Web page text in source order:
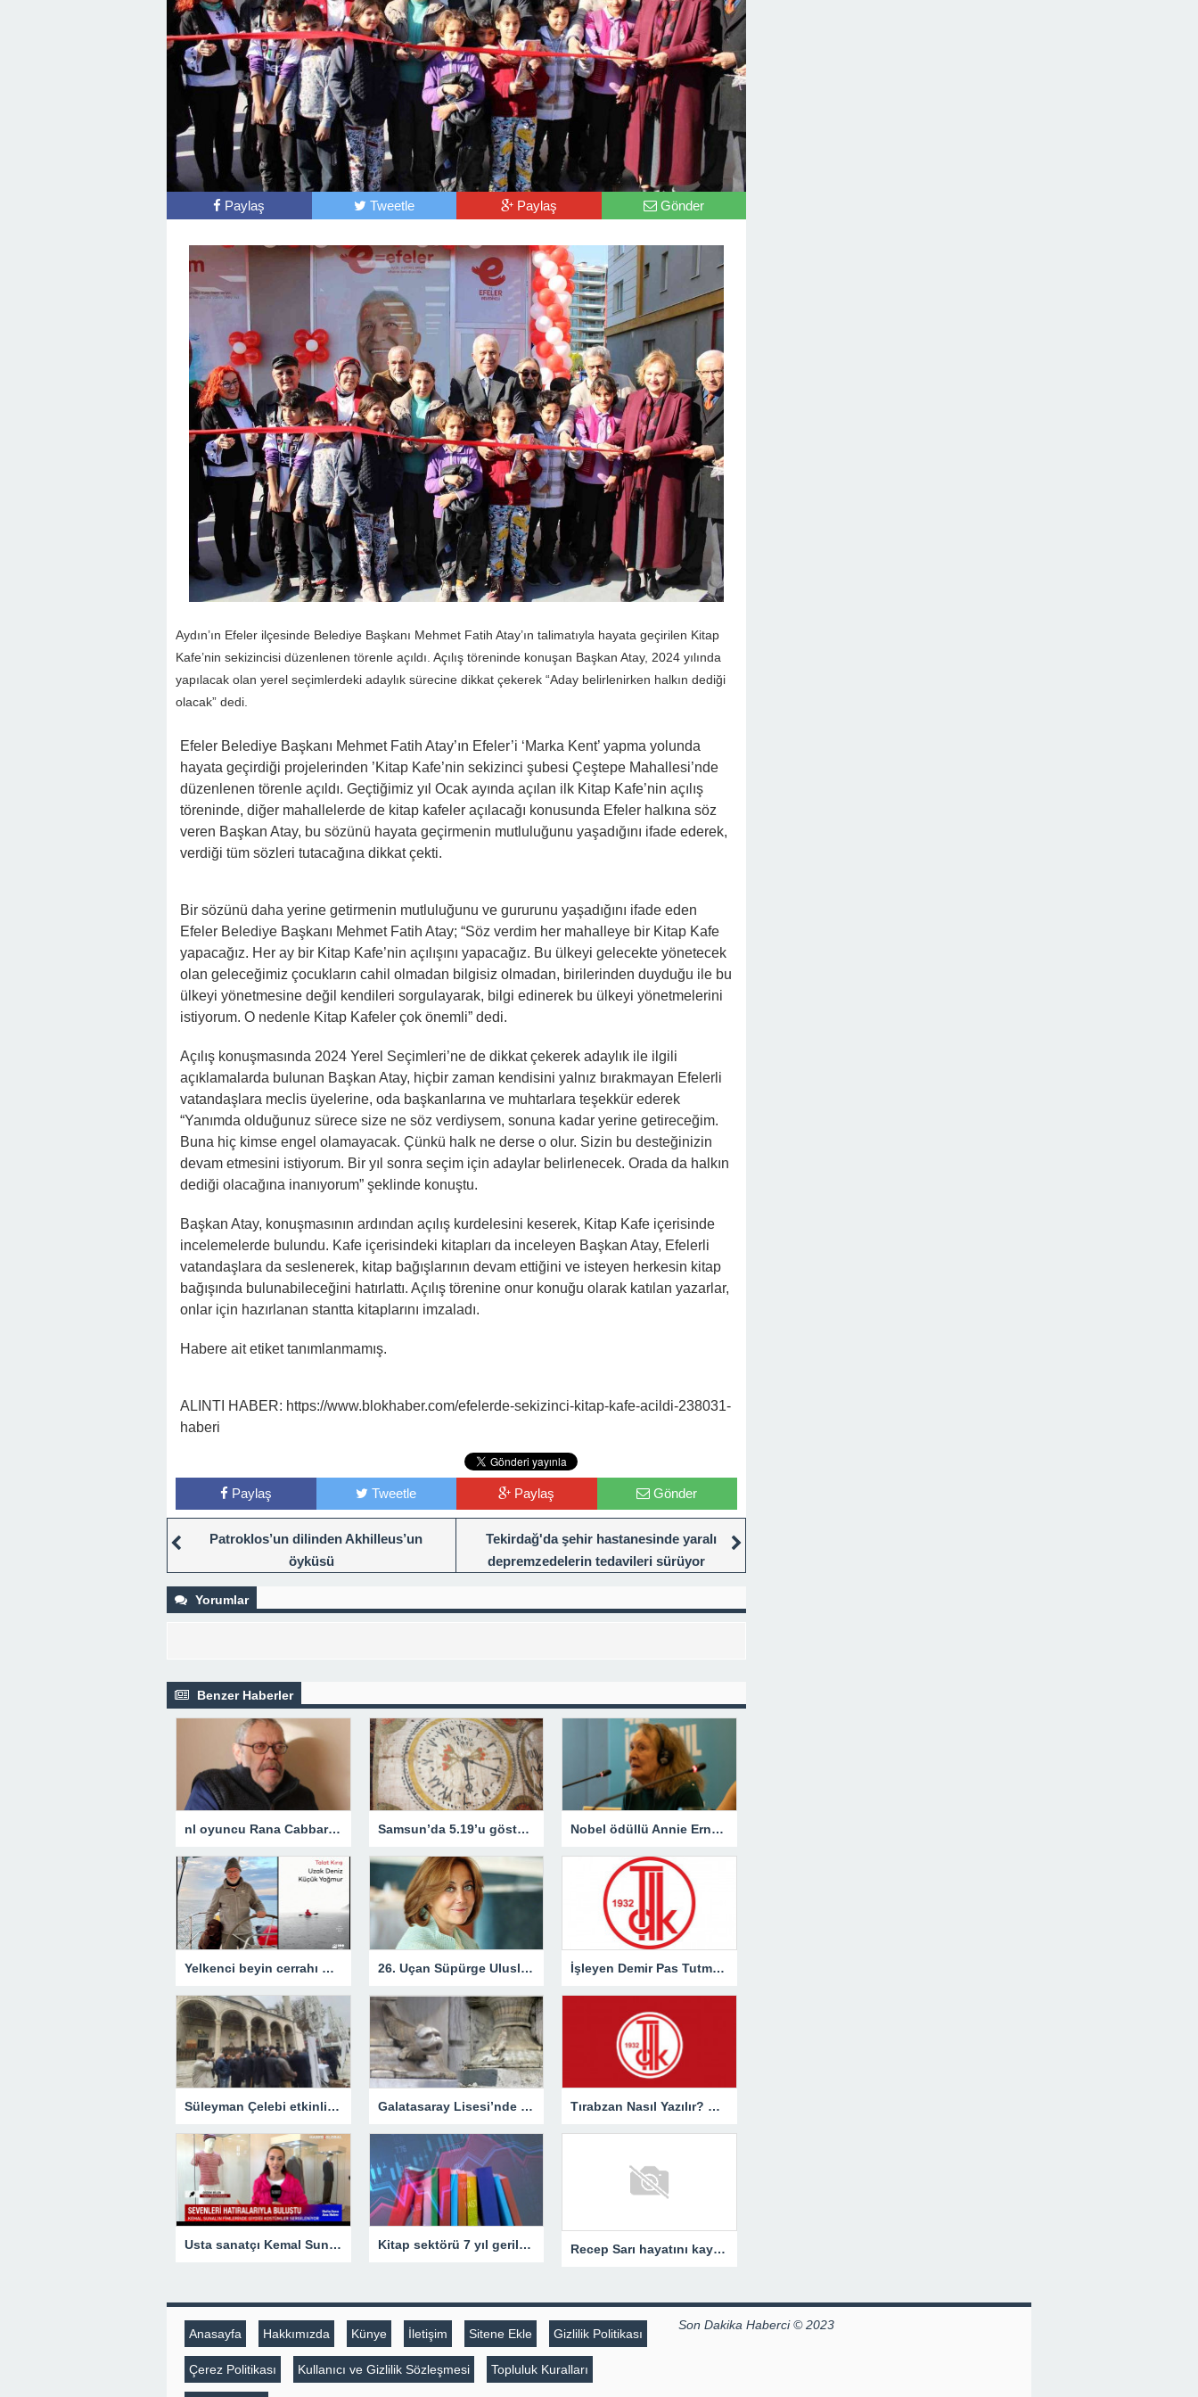
Paylaş Tweetle Paylaş Gönder
Aydın’ın Efeler ilçesinde Belediye Başkanı Mehmet Fatih Atay’ın talimatıyla hayata geçirilen Kitap
Kafe’nin sekizincisi düzenlenen törenle açıldı. Açılış töreninde konuşan Başkan Atay, 2024 yılında
yapılacak olan yerel seçimlerdeki adaylık sürecine dikkat çekerek “Aday belirlenirken halkın dediği
olacak” dedi.
Efeler Belediye Başkanı Mehmet Fatih Atay’ın Efeler’i ‘Marka Kent’ yapma yolunda
hayata geçirdiği projelerinden ’Kitap Kafe’nin sekizinci şubesi Çeştepe Mahallesi’nde
düzenlenen törenle açıldı. Geçtiğimiz yıl Ocak ayında açılan ilk Kitap Kafe’nin açılış
töreninde, diğer mahallelerde de kitap kafeler açılacağı konusunda Efeler halkına söz
veren Başkan Atay, bu sözünü hayata geçirmenin mutluluğunu yaşadığını ifade ederek,
verdiği tüm sözleri tutacağına dikkat çekti.
Bir sözünü daha yerine getirmenin mutluluğunu ve gururunu yaşadığını ifade eden
Efeler Belediye Başkanı Mehmet Fatih Atay; “Söz verdim her mahalleye bir Kitap Kafe
yapacağız. Her ay bir Kitap Kafe’nin açılışını yapacağız. Bu ülkeyi gelecekte yönetecek
olan geleceğimiz çocukların cahil olmadan bilgisiz olmadan, birilerinden duyduğu ile bu
ülkeyi yönetmesine değil kendileri sorgulayarak, bilgi edinerek bu ülkeyi yönetmelerini
istiyorum. O nedenle Kitap Kafeler çok önemli” dedi.
Açılış konuşmasında 2024 Yerel Seçimleri’ne de dikkat çekerek adaylık ile ilgili
açıklamalarda bulunan Başkan Atay, hiçbir zaman kendisini yalnız bırakmayan Efelerli
vatandaşlara meclis üyelerine, oda başkanlarına ve muhtarlara teşekkür ederek
“Yanımda olduğunuz sürece size ne söz verdiysem, sonuna kadar yerine getireceğim.
Buna hiç kimse engel olamayacak. Çünkü halk ne derse o olur. Sizin bu desteğinizin
devam etmesini istiyorum. Bir yıl sonra seçim için adaylar belirlenecek. Orada da halkın
dediği olacağına inanıyorum” şeklinde konuştu.
Başkan Atay, konuşmasının ardından açılış kurdelesini keserek, Kitap Kafe içerisinde
incelemelerde bulundu. Kafe içerisindeki kitapları da inceleyen Başkan Atay, Efelerli
vatandaşlara da seslenerek, kitap bağışlarının devam ettiğini ve isteyen herkesin kitap
bağışında bulunabileceğini hatırlattı. Açılış törenine onur konuğu olarak katılan yazarlar,
onlar için hazırlanan stantta kitaplarını imzaladı.
Habere ait etiket tanımlanmamış.
ALINTI HABER: https://www.blokhaber.com/efelerde-sekizinci-kitap-kafe-acildi-238031-
haberi
Paylaş Tweetle Paylaş Gönder
Patroklos’un dilinden Akhilleus’un
öyküsü
Tekirdağ'da şehir hastanesinde yaralı
depremzedelerin tedavileri sürüyor
Yorumlar
Benzer Haberler
nl oyuncu Rana Cabbar hayatn kaybetti Samsun’da 5.19’u gösteren 4 asırlık saatin sırrı çözülemedi Nobel ödüllü Annie Ernaux İstanbul’da okurlarıyla buluştu
Yelkenci beyin cerrahı Prof. Talat Kırış’tan 33 yıla yayılan 33 öykü 26. Uçan Süpürge Uluslararası Kadın Filmleri Festivali’nde ödül alacak isimler açıklandı İşleyen Demir Pas Tutmaz Atasözünün Anlamı Nedir? Kısaca Açıklaması Ve Örnek Cümle…
Süleyman Çelebi etkinliklerle anıldı Galatasaray Lisesi’nde 150 yıllık heykel kayboldu Tırabzan Nasıl Yazılır? TDK Açıklamasına Göre Doğru Yazılışı Trabzan Mı Tırabzan Mı?
Usta sanatçı Kemal Sunal’ın filmlerinde giydiği kostümler sergileniyor Kitap sektörü 7 yıl geriledi! – Kültür Sanat & Sinema Recep Sarı hayatını kaybetti
Anasayfa Hakkımızda Künye İletişim Sitene Ekle Gizlilik Politikası
Çerez Politikası Kullanıcı ve Gizlilik Sözleşmesi Topluluk Kuralları
Son Dakika Haberci © 2023